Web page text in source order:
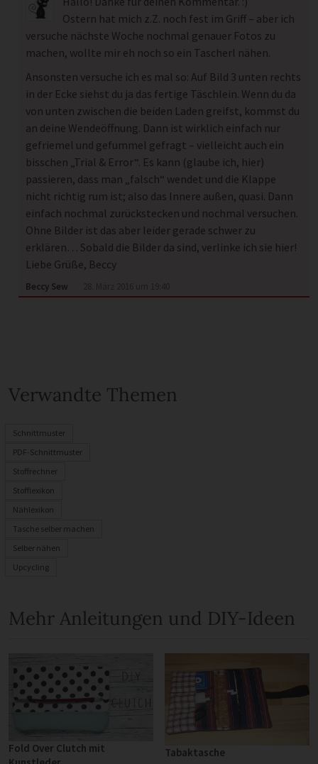
Ostern hat mich z.Z. noch fest im Griff – aber ich
versuche nächste Woche nochmal genauer Fotos zu
machen, wollte mir eh noch so ein Tascherl nähen.
Ansonsten versuche ich es mal so: Auf Bild 3 unten rechts
in der Ecke siehst du ja das fertige Täschlein. Wenn du da
von unten zwischen die beiden Laden greifst, kommst du
an deine Wendeöffnung. Dann ist wirklich einfach nur
gefriemel und gefummel gefragt – vielleicht auch ein
bisschen „Trial & Error“. Es kann (glaube ich, hier)
passieren, dass man „falsch“ wendet und die Klappe
nicht richtig rum ist; also das Innere außen, quasi. Dann
einfach nochmal zurückstecken und nochmal versuchen.
Ohne Bilder ist das aber leider gerade schwer zu
erklären… Sobald die Bilder da sind, verlinke ich sie hier!
Liebe Grüße, Beccy
Beccy Sew
Verwandte Themen
Schnittmuster
PDF-Schnittmuster
Stoffrechner
Stofflexikon
Nählexikon
Tasche selber machen
Selber nähen
Upcycling
Mehr Anleitungen und DIY-Ideen
Fold Over Clutch mit
Tabaktasche